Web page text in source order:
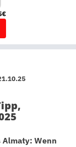
Almaty: Wenn